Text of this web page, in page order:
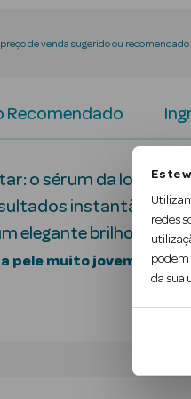
Este
redes
podem
da sua
preço de venda sugerido ou
Recomendado
o sérum da
instantâneos.
elegante brilho
pele muito jovem…